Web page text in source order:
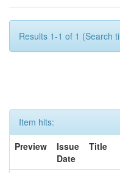
Results 1-1 of 1 (Search
Item hits:
Preview
Issue
Date
Title